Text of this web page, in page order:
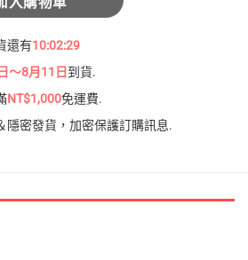
還有10:02:29
～8月11日 到貨.
NT$1,000免運費.
隱密發貨，加密保護訂購訊息.